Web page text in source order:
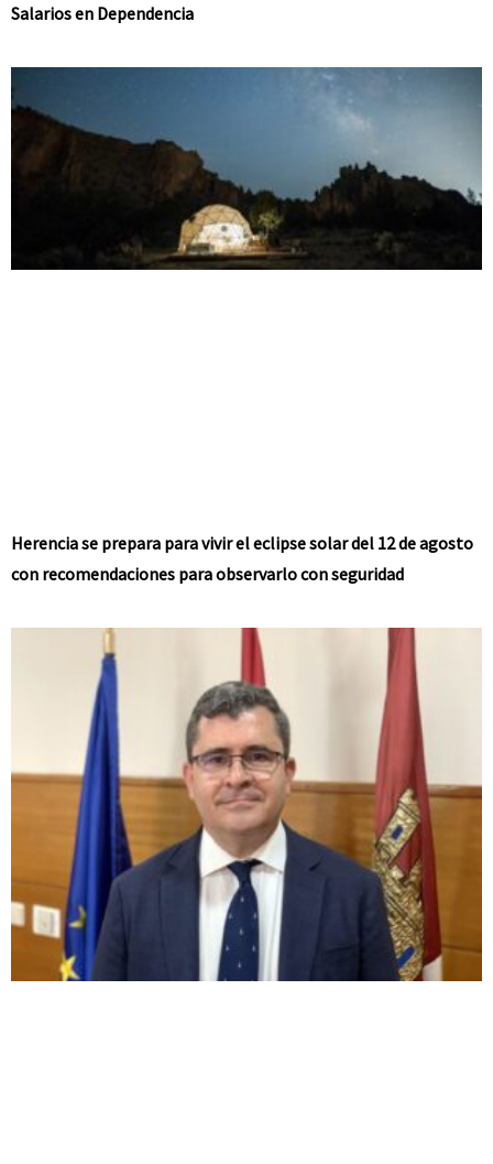
Salarios en Dependencia
Herencia se prepara para vivir el eclipse solar del 12 de agosto
con recomendaciones para observarlo con seguridad